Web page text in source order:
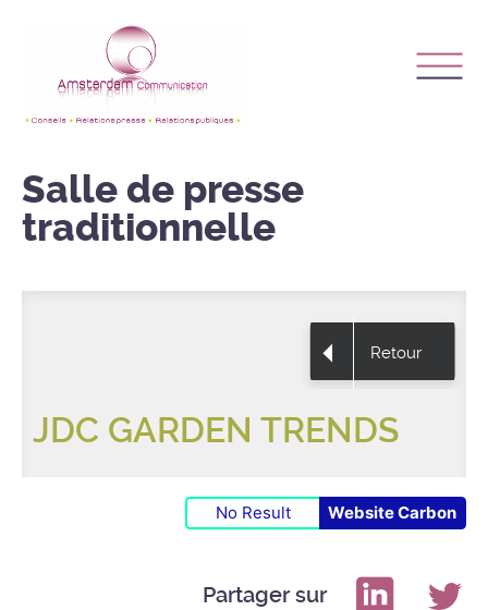
Salle de presse
traditionnelle
Retour
JDC GARDEN TRENDS
No Result Website Carbon
Partager sur